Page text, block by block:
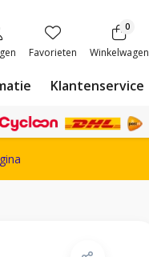
Favorieten
0
Winkelwagen
Klantenservice
assortiment